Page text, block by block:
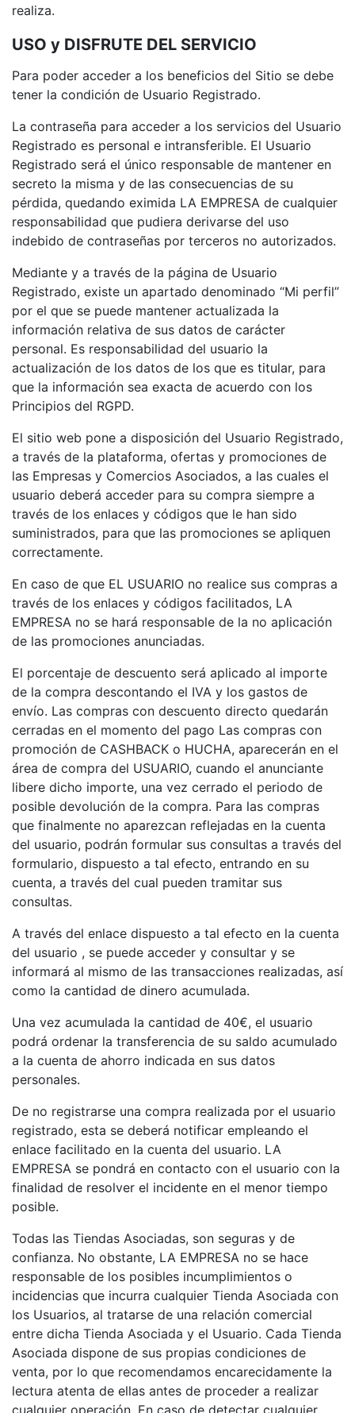
realiza.
USO y DISFRUTE DEL SERVICIO
Para poder acceder a los beneficios del Sitio se debe
tener la condición de Usuario Registrado.
La contraseña para acceder a los servicios del Usuario
Registrado es personal e intransferible. El Usuario
Registrado será el único responsable de mantener en
secreto la misma y de las consecuencias de su
pérdida, quedando eximida LA EMPRESA de cualquier
responsabilidad que pudiera derivarse del uso
indebido de contraseñas por terceros no autorizados.
Mediante y a través de la página de Usuario
Registrado, existe un apartado denominado “Mi perfil”
por el que se puede mantener actualizada la
información relativa de sus datos de carácter
personal. Es responsabilidad del usuario la
actualización de los datos de los que es titular, para
que la información sea exacta de acuerdo con los
Principios del RGPD.
El sitio web pone a disposición del Usuario Registrado,
a través de la plataforma, ofertas y promociones de
las Empresas y Comercios Asociados, a las cuales el
usuario deberá acceder para su compra siempre a
través de los enlaces y códigos que le han sido
suministrados, para que las promociones se apliquen
correctamente.
En caso de que EL USUARIO no realice sus compras a
través de los enlaces y códigos facilitados, LA
EMPRESA no se hará responsable de la no aplicación
de las promociones anunciadas.
El porcentaje de descuento será aplicado al importe
de la compra descontando el IVA y los gastos de
envío. Las compras con descuento directo quedarán
cerradas en el momento del pago Las compras con
promoción de CASHBACK o HUCHA, aparecerán en el
área de compra del USUARIO, cuando el anunciante
libere dicho importe, una vez cerrado el periodo de
posible devolución de la compra. Para las compras
que finalmente no aparezcan reflejadas en la cuenta
del usuario, podrán formular sus consultas a través del
formulario, dispuesto a tal efecto, entrando en su
cuenta, a través del cual pueden tramitar sus
consultas.
A través del enlace dispuesto a tal efecto en la cuenta
del usuario , se puede acceder y consultar y se
informará al mismo de las transacciones realizadas, así
como la cantidad de dinero acumulada.
Una vez acumulada la cantidad de 40€, el usuario
podrá ordenar la transferencia de su saldo acumulado
a la cuenta de ahorro indicada en sus datos
personales.
De no registrarse una compra realizada por el usuario
registrado, esta se deberá notificar empleando el
enlace facilitado en la cuenta del usuario. LA
EMPRESA se pondrá en contacto con el usuario con la
finalidad de resolver el incidente en el menor tiempo
posible.
Todas las Tiendas Asociadas, son seguras y de
confianza. No obstante, LA EMPRESA no se hace
responsable de los posibles incumplimientos o
incidencias que incurra cualquier Tienda Asociada con
los Usuarios, al tratarse de una relación comercial
entre dicha Tienda Asociada y el Usuario. Cada Tienda
Asociada dispone de sus propias condiciones de
venta, por lo que recomendamos encarecidamente la
lectura atenta de ellas antes de proceder a realizar